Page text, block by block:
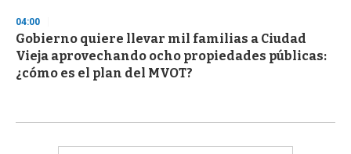
04:00
Gobierno quiere llevar mil familias a Ciudad
Vieja aprovechando ocho propiedades públicas:
¿cómo es el plan del MVOT?